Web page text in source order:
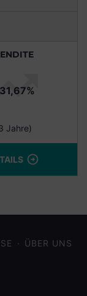
Jahre)
ÜBER UNS